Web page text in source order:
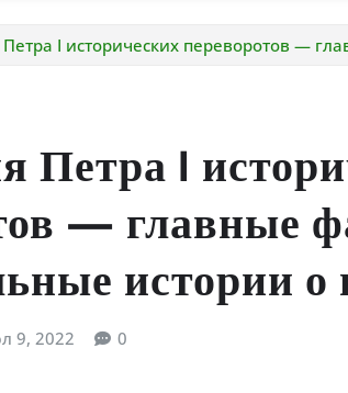
I исторических переворотов —
Петра I
— главные
истории
9, 2022 0